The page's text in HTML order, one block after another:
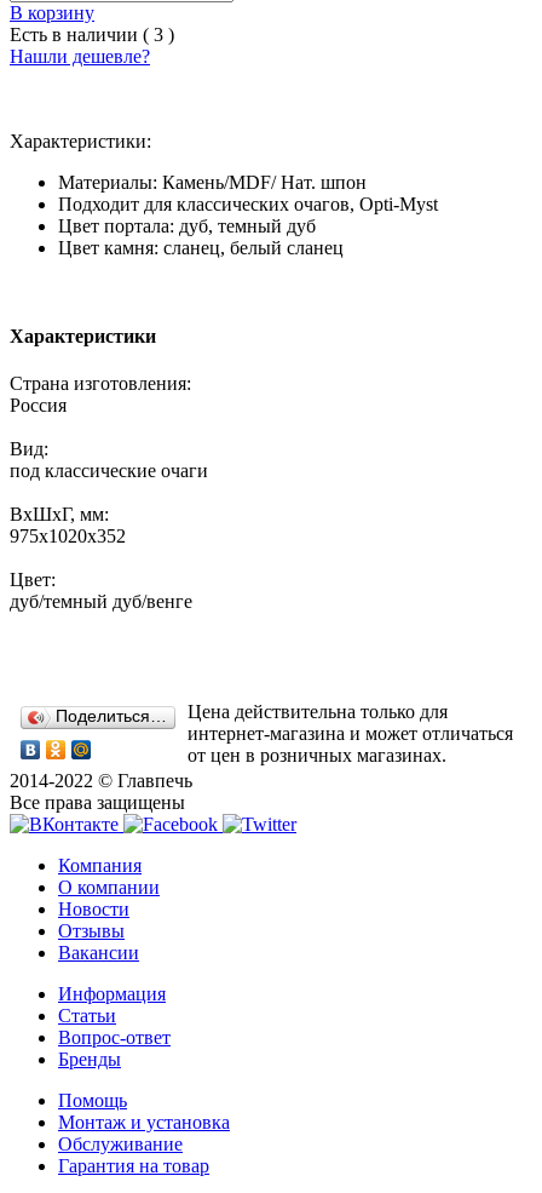
В корзину
Есть в наличии ( 3 )
Нашли дешевле?
Характеристики:
Материалы: Камень/MDF/ Нат. шпон
Подходит для классических очагов, Opti-Myst
Цвет портала: дуб, темный дуб
Цвет камня: сланец, белый сланец
Характеристики
Страна изготовления:
Россия
Вид:
под классические очаги
ВхШхГ, мм:
975х1020х352
Цвет:
дуб/темный дуб/венге
Поделиться…
Цена действительна только для
интернет-магазина и может отличаться
от цен в розничных магазинах.
2014-2022 © Главпечь
Все права защищены
Компания
О компании
Новости
Отзывы
Вакансии
Информация
Статьи
Вопрос-ответ
Бренды
Помощь
Монтаж и установка
Обслуживание
Гарантия на товар